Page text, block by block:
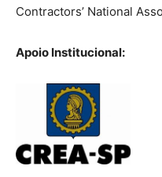
Contractors’ National
Apoio Institucional: